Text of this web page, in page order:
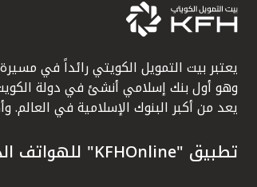
يعتبر بيت التمويل الكويتي رائداً في
يعد من أكبر البنوك الإسلامية في العالم.
تطبيق "KFHOnline" للهواتف الذكية